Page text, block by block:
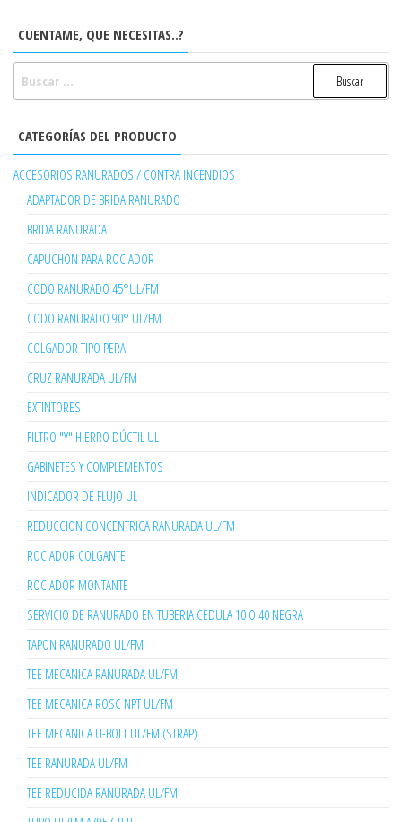
CUENTAME, QUE NECESITAS..?
CATEGORÍAS DEL PRODUCTO
ACCESORIOS RANURADOS / CONTRA INCENDIOS
ADAPTADOR DE BRIDA RANURADO
BRIDA RANURADA
CAPUCHON PARA ROCIADOR
CODO RANURADO 45°UL/FM
CODO RANURADO 90° UL/FM
COLGADOR TIPO PERA
CRUZ RANURADA UL/FM
EXTINTORES
FILTRO "Y" HIERRO DÚCTIL UL
GABINETES Y COMPLEMENTOS
INDICADOR DE FLUJO UL
REDUCCION CONCENTRICA RANURADA UL/FM
ROCIADOR COLGANTE
ROCIADOR MONTANTE
SERVICIO DE RANURADO EN TUBERIA CEDULA 10 O 40 NEGRA
TAPON RANURADO UL/FM
TEE MECANICA RANURADA UL/FM
TEE MECANICA ROSC NPT UL/FM
TEE MECANICA U-BOLT UL/FM (STRAP)
TEE RANURADA UL/FM
TEE REDUCIDA RANURADA UL/FM